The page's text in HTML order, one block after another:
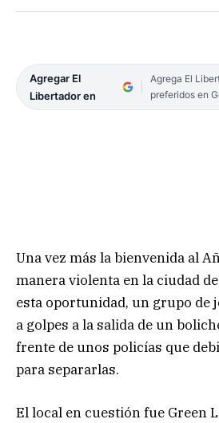
Agregar El
Libertador en
Agrega El
preferidos en
Una vez más la bienvenida al
manera violenta en la ciudad
esta oportunidad, un grupo de
a golpes a la salida de un
frente de unos policías que
para separarlas.
El local en cuestión fue Green